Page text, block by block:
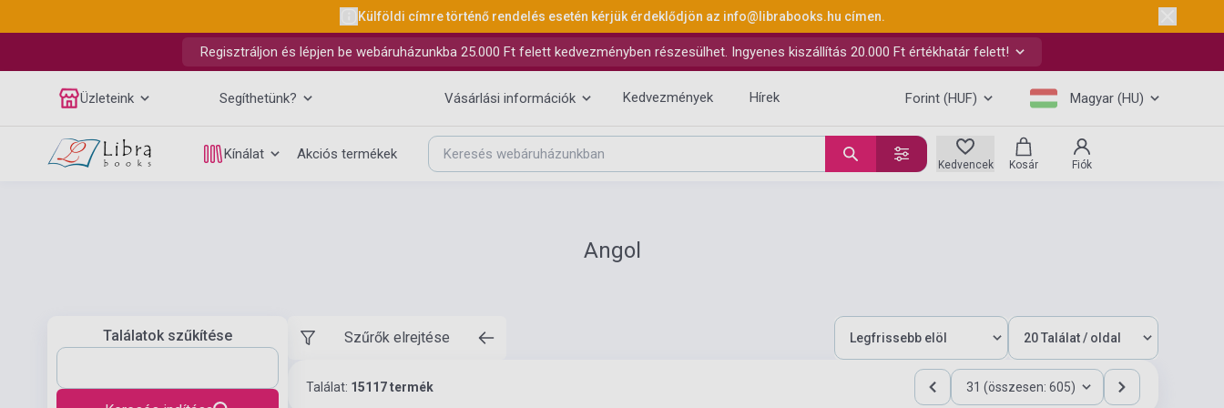
Külföldi címre történő rendelés esetén kérjük érdeklődjön az info@librabooks.hu címen.
Regisztráljon és lépjen be webáruházunkba 25.000 Ft felett kedvezményben részesülhet. Ingyenes kiszállítás 20.000 Ft értékhatár felett!
Üzleteink Segíthetünk? Vásárlási információk Kedvezmények Hírek Forint (HUF) Magyar (HU)
Kínálat Akciós termékek
Kedvencek Kosár Fiók
Angol
Találatok szűkítése Szűrők elrejtése
Találat: 15117 termék 31 (összesen: 605)